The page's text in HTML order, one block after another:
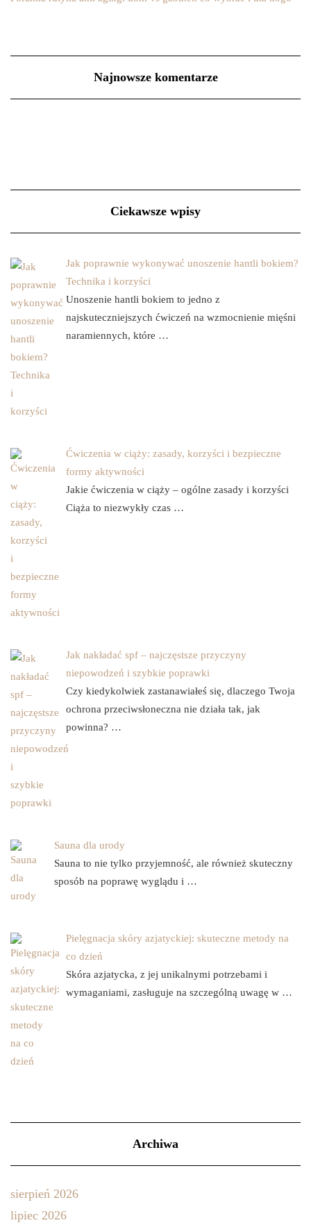
Najnowsze komentarze
Ciekawsze wpisy
Jak poprawnie wykonywać unoszenie hantli bokiem?
Technika i korzyści
Unoszenie hantli bokiem to jedno z
najskuteczniejszych ćwiczeń na wzmocnienie mięśni
naramiennych, które …
Ćwiczenia w ciąży: zasady, korzyści i bezpieczne
formy aktywności
Jakie ćwiczenia w ciąży – ogólne zasady i korzyści
Ciąża to niezwykły czas …
Jak nakładać spf – najczęstsze przyczyny
niepowodzeń i szybkie poprawki
Czy kiedykolwiek zastanawiałeś się, dlaczego Twoja
ochrona przeciwsłoneczna nie działa tak, jak
powinna? …
Sauna dla urody
Sauna to nie tylko przyjemność, ale również skuteczny
sposób na poprawę wyglądu i …
Pielęgnacja skóry azjatyckiej: skuteczne metody na
co dzień
Skóra azjatycka, z jej unikalnymi potrzebami i
wymaganiami, zasługuje na szczególną uwagę w …
Archiwa
sierpień 2026
lipiec 2026